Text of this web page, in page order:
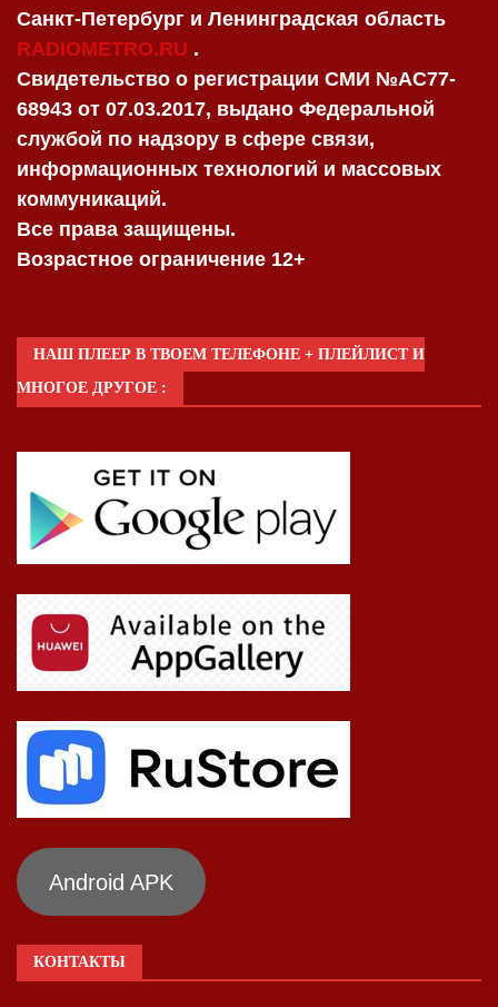
Санкт-Петербург и Ленинградская область
RADIOMETRO.RU .
Свидетельство о регистрации СМИ №AC77-
68943 от 07.03.2017, выдано Федеральной
службой по надзору в сфере связи,
информационных технологий и массовых
коммуникаций.
Все права защищены.
Возрастное ограничение 12+
НАШ ПЛЕЕР В ТВОЕМ ТЕЛЕФОНЕ + ПЛЕЙЛИСТ И
МНОГОЕ ДРУГОЕ :
Android APK
КОНТАКТЫ